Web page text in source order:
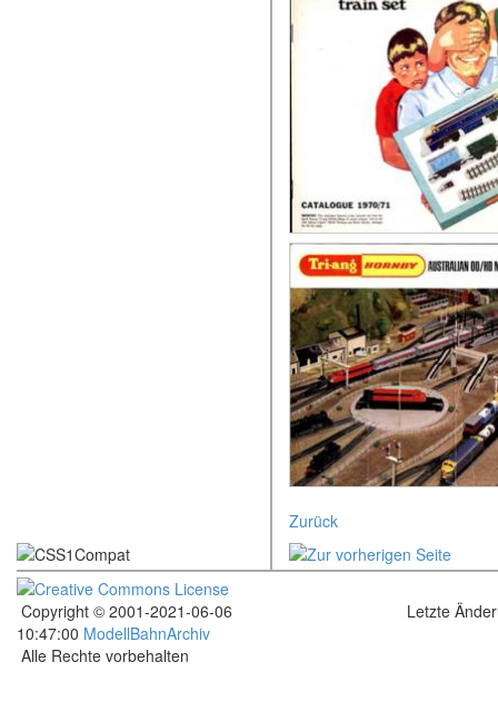
Zurück
Copyright © 2001-2021-06-06
10:47:00 ModellBahnArchiv
Letzte
Alle Rechte vorbehalten